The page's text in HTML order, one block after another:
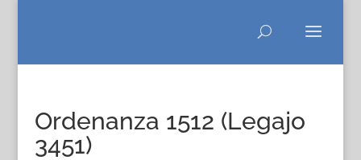
Ordenanza 1512 (Legajo
3451)